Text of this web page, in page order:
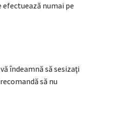
numai pe
îndeamnă să sesizaţi
să nu